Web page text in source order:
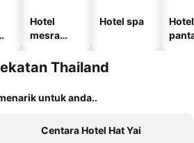
Hotel
mesra
kesayanga
n
Hotel spa
Hotel
Thailand
untuk anda..
Centara Hotel Hat Yai